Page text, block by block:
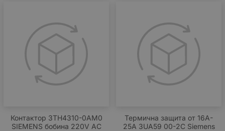
Контактор 3TH4310-0AM0
SIEMENS бобина 220V AC
Термична защита от 16A-
25А 3UA59 00-2C Siemens